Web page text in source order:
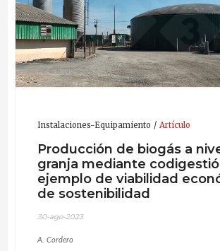
Instalaciones-Equipamiento Artículo
Producción de biogás a
granja mediante
ejemplo de viabilidad
de sostenibilidad
30-ago-2023
A. Cordero